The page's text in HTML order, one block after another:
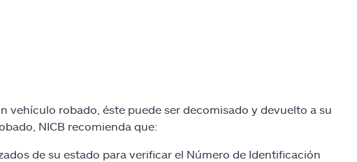
vehículo robado, éste puede ser decomisado y devuelto a su
NICB recomienda que:
de su estado para verificar el Número de Identificación